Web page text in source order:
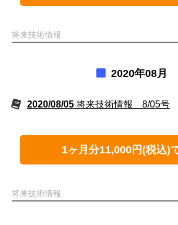
将来技術情報
2020年08月
2020/08/05 将来技術情報 8/05号
1ヶ月分11,000円(税込)
将来技術情報